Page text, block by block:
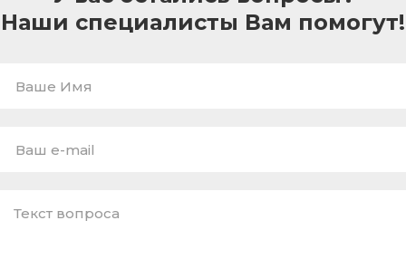
Наши специалисты Вам помогут!
Имя
mail